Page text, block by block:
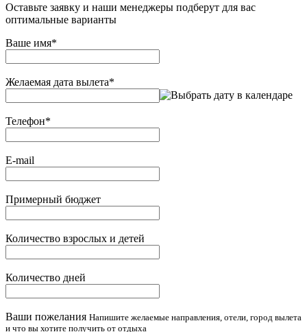
Оставьте заявку и наши менеджеры подберут для вас
оптимальные варианты
Ваше имя*
Желаемая дата вылета*
Телефон*
E-mail
Примерный бюджет
Количество взрослых и детей
Количество дней
Ваши пожелания Напишите желаемые направления, отели, город вылета
и что вы хотите получить от отдыха